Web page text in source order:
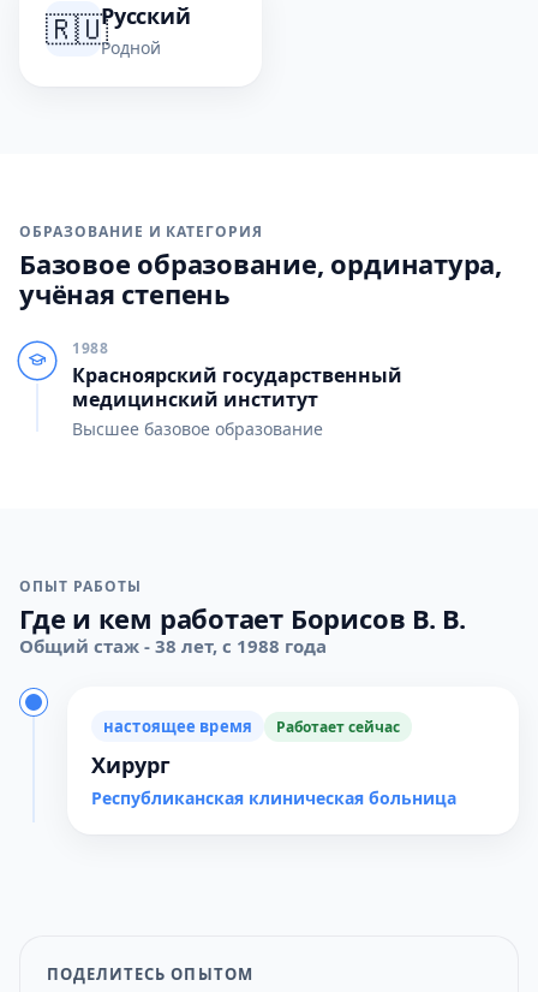
🇷🇺Русский
Родной
ОБРАЗОВАНИЕ И КАТЕГОРИЯ
Базовое образование, ординатура,
учёная степень
1988
Красноярский государственный
медицинский институт
Высшее базовое образование
ОПЫТ РАБОТЫ
Где и кем работает Борисов В. В.
Общий стаж - 38 лет, с 1988 года
настоящее время Работает сейчас
Хирург
Республиканская клиническая больница
ПОДЕЛИТЕСЬ ОПЫТОМ